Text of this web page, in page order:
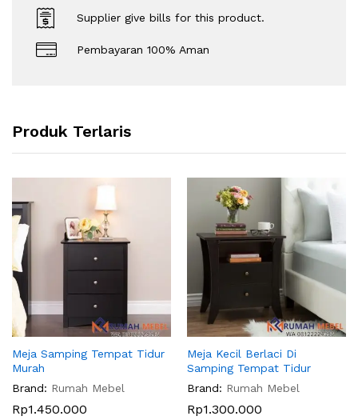
Supplier give bills for this product.
Pembayaran 100% Aman
Produk Terlaris
Meja Samping Tempat Tidur
Murah
Brand: Rumah Mebel
Rp1.450.000
Meja Kecil Berlaci Di
Samping Tempat Tidur
Brand: Rumah Mebel
Rp1.300.000